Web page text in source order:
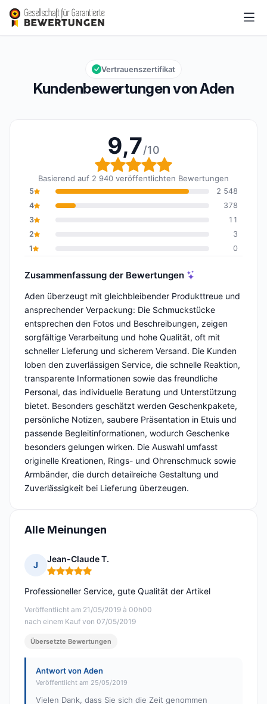
Aden
Gesamtbewertung: 9,7 von 10
9,7/10
Kundenbewertungen von Aden
Vertrauenszertifikat
9,7/10
Gesamtbewertung: 9,7
Basierend auf 2 940 veröffentlichten Bewertungen
5
2 548
4
378
3
11
2
3
1
0
Zusammenfassung der Bewertungen
Aden überzeugt mit gleichbleibender Produkttreue und
ansprechender Verpackung: Die Schmuckstücke
entsprechen den Fotos und Beschreibungen, zeigen
sorgfältige Verarbeitung und hohe Qualität, oft mit
schneller Lieferung und sicherem Versand. Die Kunden
loben den zuverlässigen Service, die schnelle Reaktion,
transparente Informationen sowie das freundliche
Personal, das individuelle Beratung und Unterstützung
bietet. Besonders geschätzt werden Geschenkpakete,
persönliche Notizen, saubere Präsentation in Etuis und
passende Begleitinformationen, wodurch Geschenke
besonders gelungen wirken. Die Auswahl umfasst
originelle Kreationen, Rings- und Ohrenschmuck sowie
Armbänder, die durch detailreiche Gestaltung und
Zuverlässigkeit bei Lieferung überzeugen.
Alle Meinungen
J
Jean-Claude T.
Hinweis: 5 von 5
Veröffentlicht am 21/05/2019 à 00h00
nach einem Kauf von 07/05/2019
Professioneller Service, gute Qualität der Artikel
Übersetzte Bewertungen
Antwort von Aden
Veröffentlicht am 25/05/2019
Vielen Dank, dass Sie sich die Zeit genommen